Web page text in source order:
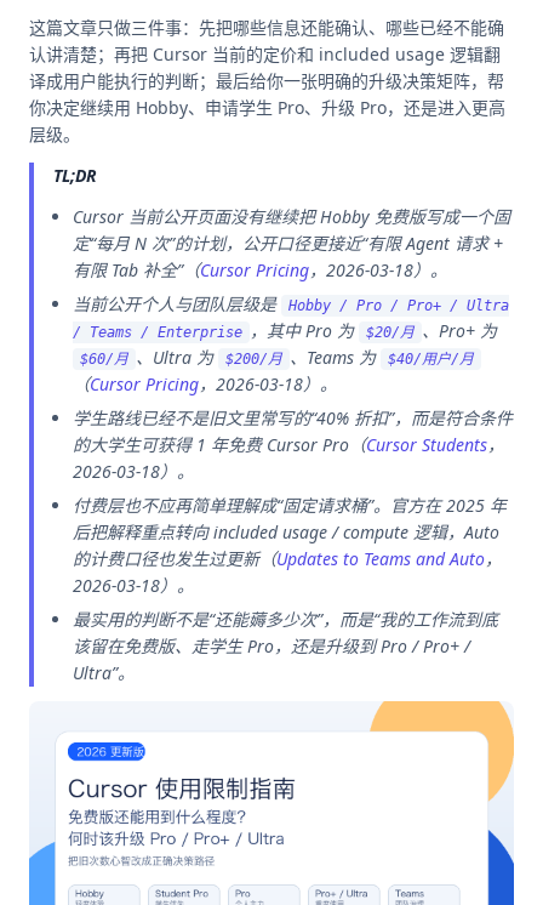
这篇文章只做三件事：先把哪些信息还能确认、哪些已经不能确
认讲清楚；再把 Cursor 当前的定价和 included usage 逻辑翻
译成用户能执行的判断；最后给你一张明确的升级决策矩阵，帮
你决定继续用 Hobby、申请学生 Pro、升级 Pro，还是进入更高
层级。
TL;DR
Cursor 当前公开页面没有继续把 Hobby 免费版写成一个固
定“每月 N 次”的计划，公开口径更接近“有限 Agent 请求 +
有限 Tab 补全”（Cursor Pricing，2026-03-18）。
当前公开个人与团队层级是
Hobby / Pro / Pro+ / Ultra
/ Teams / Enterprise
，其中 Pro 为 $20/月 、Pro+ 为
$60/月 、Ultra 为 $200/月 、Teams 为 $40/用户/月
（Cursor Pricing，2026-03-18）。
学生路线已经不是旧文里常写的“40% 折扣”，而是符合条件
的大学生可获得 1 年免费 Cursor Pro（Cursor Students，
2026-03-18）。
付费层也不应再简单理解成“固定请求桶”。官方在 2025 年
后把解释重点转向 included usage / compute 逻辑，Auto
的计费口径也发生过更新（Updates to Teams and Auto，
2026-03-18）。
最实用的判断不是“还能薅多少次”，而是“我的工作流到底
该留在免费版、走学生 Pro，还是升级到 Pro / Pro+ /
Ultra”。